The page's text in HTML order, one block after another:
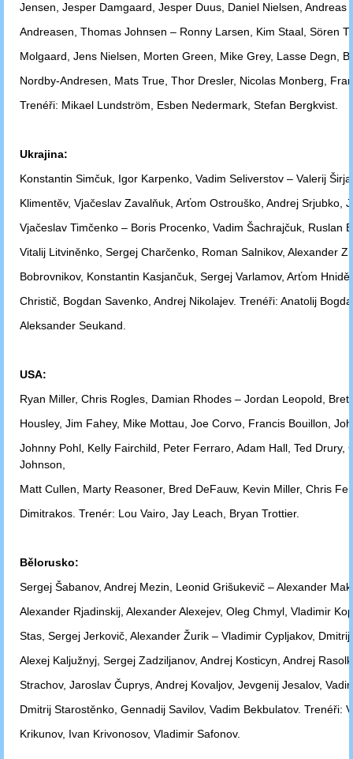
Jensen, Jesper Damgaard, Jesper Duus, Daniel Nielsen, Andreas
Andreasen, Thomas Johnsen – Ronny Larsen, Kim Staal, Sören
Molgaard, Jens Nielsen, Morten Green, Mike Grey, Lasse Degn,
Nordby-Andresen, Mats True, Thor Dresler, Nicolas Monberg,
Trenéři: Mikael Lundström, Esben Nedermark, Stefan Bergkvist.
Ukrajina:
Konstantin Simčuk, Igor Karpenko, Vadim Seliverstov – Valerij
Klimentěv, Vjačeslav Zavalňuk, Arťom Ostrouško, Andrej Srjubko,
Vjačeslav Timčenko – Boris Procenko, Vadim Šachrajčuk, Ruslan
Vitalij Litviněnko, Sergej Charčenko, Roman Salnikov, Alexander
Bobrovnikov, Konstantin Kasjančuk, Sergej Varlamov, Arťom
Christič, Bogdan Savenko, Andrej Nikolajev. Trenéři: Anatolij
Aleksander Seukand.
USA:
Ryan Miller, Chris Rogles, Damian Rhodes – Jordan Leopold,
Housley, Jim Fahey, Mike Mottau, Joe Corvo, Francis Bouillon,
Johnny Pohl, Kelly Fairchild, Peter Ferraro, Adam Hall, Ted Drury,
Johnson,
Matt Cullen, Marty Reasoner, Bred DeFauw, Kevin Miller, Chris
Dimitrakos. Trenér: Lou Vairo, Jay Leach, Bryan Trottier.
Bělorusko:
Sergej Šabanov, Andrej Mezin, Leonid Grišukevič – Alexander
Alexander Rjadinskij, Alexander Alexejev, Oleg Chmyl, Vladimir
Stas, Sergej Jerkovič, Alexander Žurik – Vladimir Cypljakov, Dmitrij
Alexej Kaljužnyj, Sergej Zadziljanov, Andrej Kosticyn, Andrej
Strachov, Jaroslav Čuprys, Andrej Kovaljov, Jevgenij Jesalov,
Dmitrij Starostěnko, Gennadij Savilov, Vadim Bekbulatov. Trenéři:
Krikunov, Ivan Krivonosov, Vladimir Safonov.